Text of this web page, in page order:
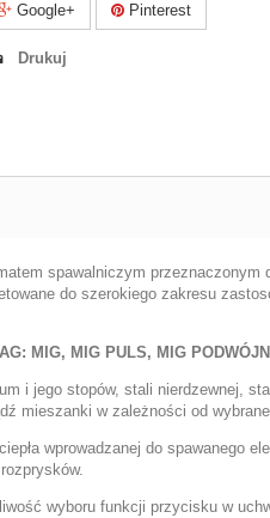
Google+ Pinterest
Drukuj
spawalniczym przeznaczonym
do szerokiego zakresu
MIG, MIG PULS, MIG
i jego stopów, stali nierdzewnej,
mieszanki w zależności od
wprowadzanej do spawanego
wyboru funkcji przycisku w